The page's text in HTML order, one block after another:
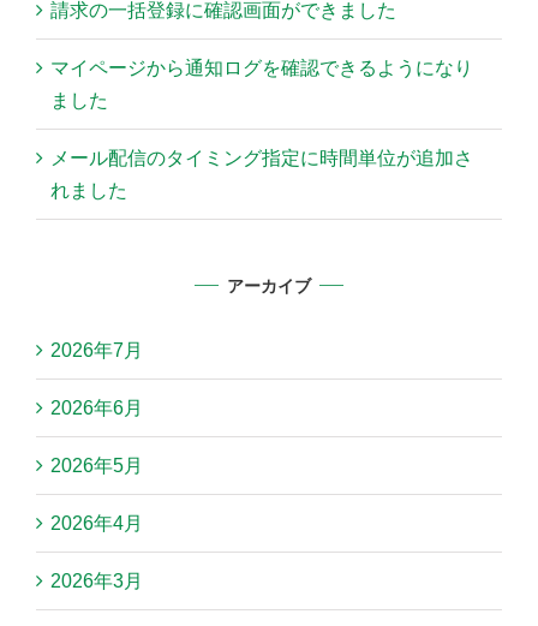
請求の一括登録に確認画面ができました
マイページから通知ログを確認できるようになり
ました
メール配信のタイミング指定に時間単位が追加さ
れました
アーカイブ
2026年7月
2026年6月
2026年5月
2026年4月
2026年3月